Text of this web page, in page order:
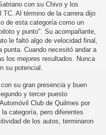
con su Chivo y los
Al término de la carrera dijo
de esta categoría como un
y punto". Su acompañante,
le faltó algo de velocidad final,
punta. Cuando necesitó andar a
los mejores resultados. Nunca
su potencial.
su gran presencia y buen
y tercer puesto
Club de Quilmes por
categoría, pero diferentes
de los autos, terminaron